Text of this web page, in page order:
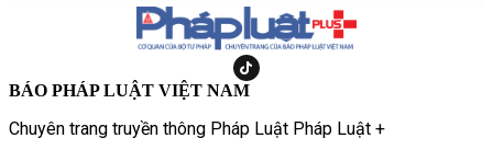
BÁO PHÁP LUẬT VIỆT NAM
Chuyên trang truyền thông Pháp Luật Pháp Luật +